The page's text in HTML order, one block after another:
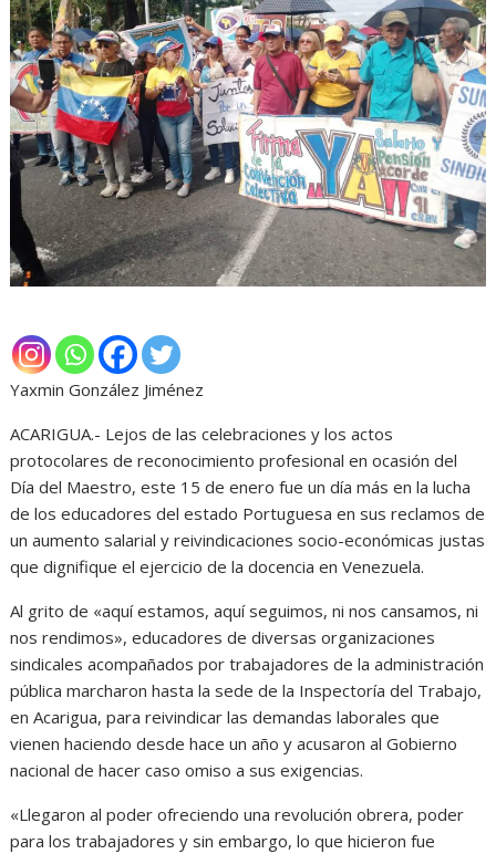
Yaxmin González Jiménez
ACARIGUA.- Lejos de las celebraciones y los actos
protocolares de reconocimiento profesional en ocasión del
Día del Maestro, este 15 de enero fue un día más en la lucha
de los educadores del estado Portuguesa en sus reclamos de
un aumento salarial y reivindicaciones socio-económicas justas
que dignifique el ejercicio de la docencia en Venezuela.
Al grito de «aquí estamos, aquí seguimos, ni nos cansamos, ni
nos rendimos», educadores de diversas organizaciones
sindicales acompañados por trabajadores de la administración
pública marcharon hasta la sede de la Inspectoría del Trabajo,
en Acarigua, para reivindicar las demandas laborales que
vienen haciendo desde hace un año y acusaron al Gobierno
nacional de hacer caso omiso a sus exigencias.
«Llegaron al poder ofreciendo una revolución obrera, poder
para los trabajadores y sin embargo, lo que hicieron fue